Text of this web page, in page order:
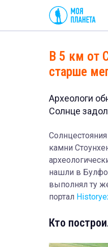
В 5 км от
старше
Археологи
Солнце
камни
нашли в
выполнял ту
портал
Кто